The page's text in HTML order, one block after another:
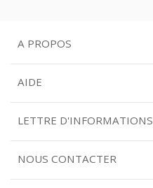
A PROPOS
AIDE
LETTRE D'INFORMATIONS
NOUS CONTACTER